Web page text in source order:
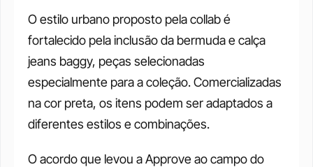
O estilo urbano proposto pela collab é
fortalecido pela inclusão da bermuda e calça
jeans baggy, peças selecionadas
especialmente para a coleção. Comercializadas
na cor preta, os itens podem ser adaptados a
diferentes estilos e combinações.
O acordo que levou a Approve ao campo do